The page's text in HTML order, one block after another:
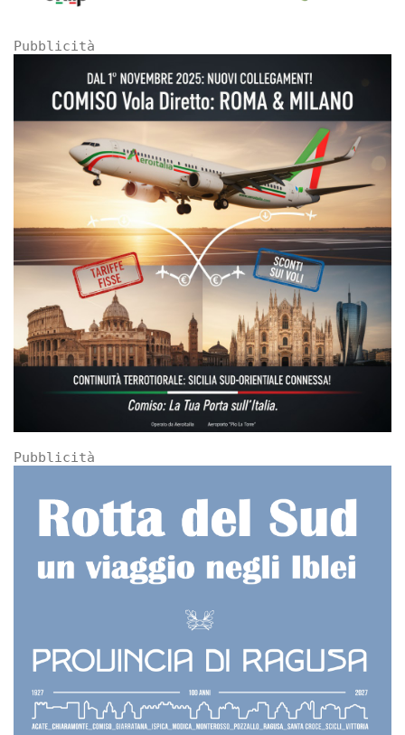
Pubblicità
Pubblicità